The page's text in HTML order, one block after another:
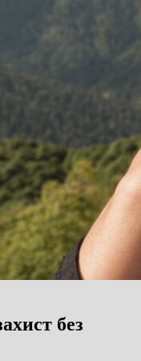
без